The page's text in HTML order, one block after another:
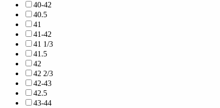
40-42
40.5
41
41-42
41 1/3
41.5
42
42 2/3
42-43
42.5
43-44